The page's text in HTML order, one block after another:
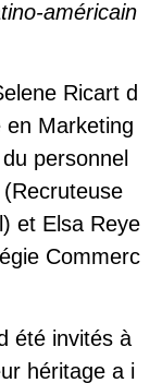
américain
Ricart d
en Marketing
personnel
et Elsa Reye
Commerc
été invités à
héritage a i